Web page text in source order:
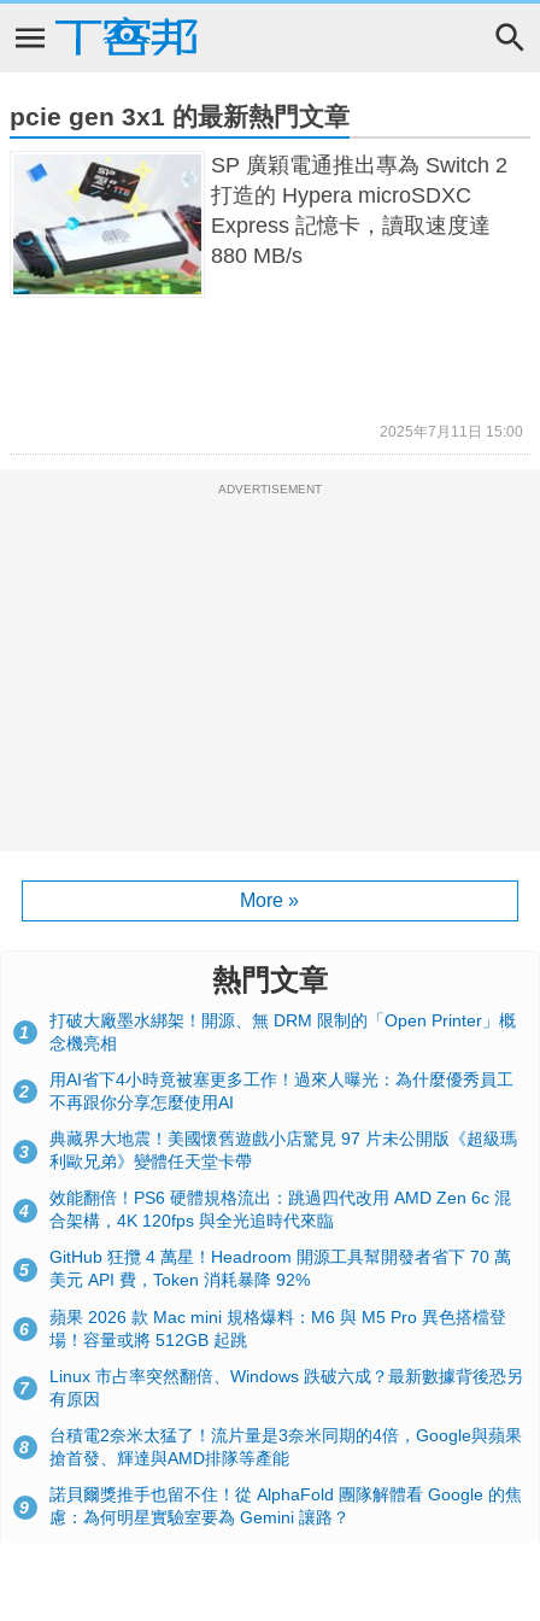
pcie gen 3x1 的最新熱門文章
SP 廣穎電通推出專為 Switch 2
打造的 Hypera microSDXC
Express 記憶卡，讀取速度達
880 MB/s
2025年7月11日 15:00
ADVERTISEMENT
More »
熱門文章
1
打破大廠墨水綁架！開源、無 DRM 限制的「Open Printer」概
念機亮相
2
用AI省下4小時竟被塞更多工作！過來人曝光：為什麼優秀員工
不再跟你分享怎麼使用AI
3
典藏界大地震！美國懷舊遊戲小店驚見 97 片未公開版《超級瑪
利歐兄弟》變體任天堂卡帶
4
效能翻倍！PS6 硬體規格流出：跳過四代改用 AMD Zen 6c 混
合架構，4K 120fps 與全光追時代來臨
5
GitHub 狂攬 4 萬星！Headroom 開源工具幫開發者省下 70 萬
美元 API 費，Token 消耗暴降 92%
6
蘋果 2026 款 Mac mini 規格爆料：M6 與 M5 Pro 異色搭檔登
場！容量或將 512GB 起跳
7
Linux 市占率突然翻倍、Windows 跌破六成？最新數據背後恐另
有原因
8
台積電2奈米太猛了！流片量是3奈米同期的4倍，Google與蘋果
搶首發、輝達與AMD排隊等產能
9
諾貝爾獎推手也留不住！從 AlphaFold 團隊解體看 Google 的焦
慮：為何明星實驗室要為 Gemini 讓路？